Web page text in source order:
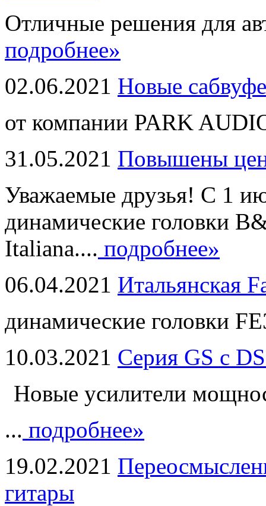
Отличные решения для
подробнее»
02.06.2021 Новые
от компании PARK
31.05.2021 Повышены
Уважаемые друзья! С 1
динамические головки
Italiana.... подробнее»
06.04.2021 Итальянская
динамические головки
10.03.2021 Серия GS с
Новые усилители
... подробнее»
19.02.2021
гитары